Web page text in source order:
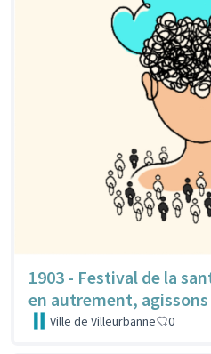
1903 - Festival de la
en autrement,
Ville de Villeurbanne 0